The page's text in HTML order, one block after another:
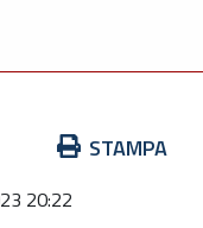
STAMPA
20:22